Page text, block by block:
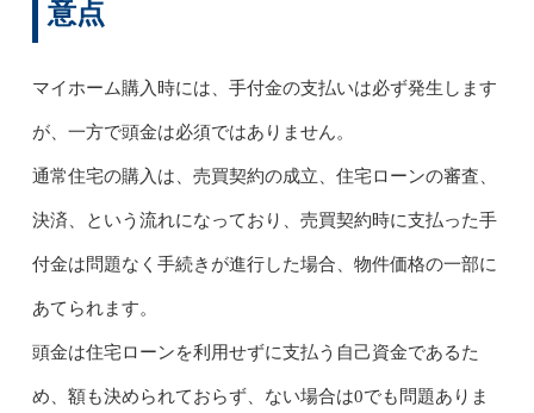
意点
マイホーム購入時には、手付金の支払いは必ず発生します
が、一方で頭金は必須ではありません。
通常住宅の購入は、売買契約の成立、住宅ローンの審査、
決済、という流れになっており、売買契約時に支払った手
付金は問題なく手続きが進行した場合、物件価格の一部に
あてられます。
頭金は住宅ローンを利用せずに支払う自己資金であるた
め、額も決められておらず、ない場合は0でも問題ありま